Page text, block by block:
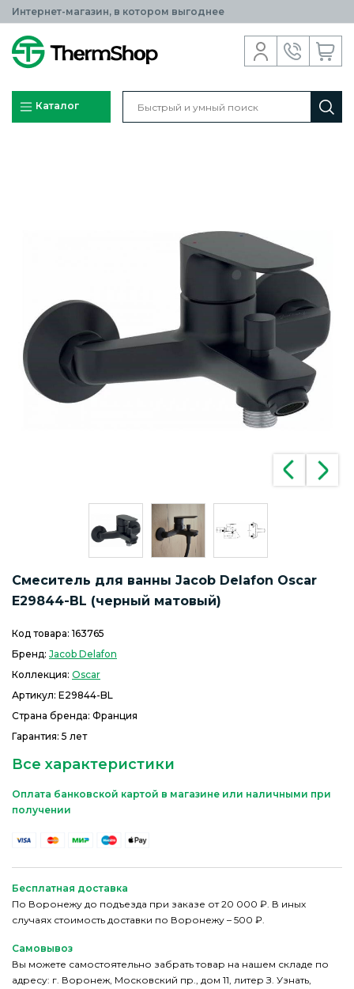
Интернет-магазин, в котором выгоднее
Каталог
Смеситель для ванны Jacob Delafon Oscar
E29844-BL (черный матовый)
Код товара: 163765
Бренд: Jacob Delafon
Коллекция: Oscar
Артикул: E29844-BL
Страна бренда: Франция
Гарантия: 5 лет
Все характеристики
Оплата банковской картой в магазине или наличными при
получении
Бесплатная доставка
По Воронежу до подъезда при заказе от 20 000 ₽. В иных
случаях стоимость доставки по Воронежу – 500 ₽.
Самовывоз
Вы можете самостоятельно забрать товар на нашем складе по
адресу: г. Воронеж, Московский пр., дом 11, литер З. Узнать,